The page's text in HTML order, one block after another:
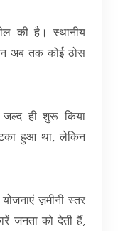
की है। स्थानीय
अब तक कोई ठोस
जल्द ही शुरू किया
हुआ था, लेकिन
ज़मीनी स्तर
जनता को देती हैं,